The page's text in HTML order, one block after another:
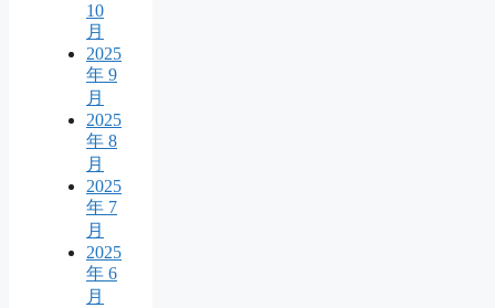
10
月
2025
年 9
月
2025
年 8
月
2025
年 7
月
2025
年 6
月